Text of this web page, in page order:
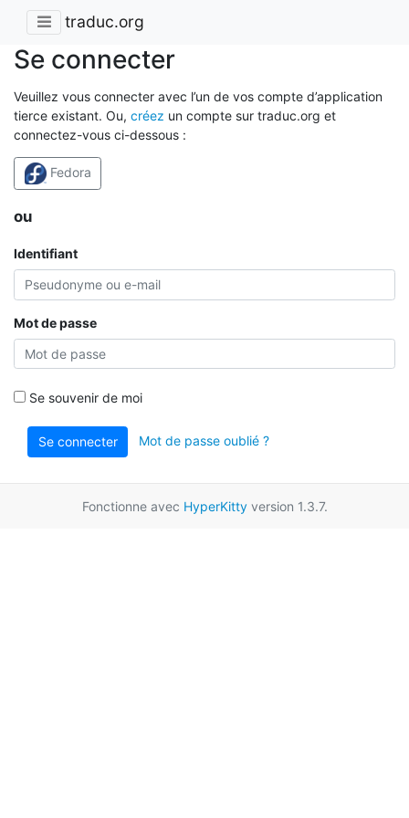
traduc.org
Se connecter
Veuillez vous connecter avec l’un de vos compte d’application
tierce existant. Ou, créez un compte sur traduc.org et
connectez-vous ci-dessous :
Fedora
ou
Identifiant
Mot de passe
Se souvenir de moi
Se connecter Mot de passe oublié ?
Fonctionne avec HyperKittyversion 1.3.7.